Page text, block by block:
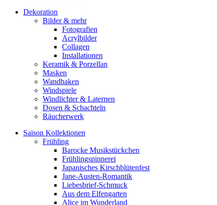
Dekoration
Bilder & mehr
Fotografien
Acrylbilder
Collagen
Installationen
Keramik & Porzellan
Masken
Wandhaken
Windspiele
Windlichter & Laternen
Dosen & Schachteln
Räucherwerk
Saison Kollektionen
Frühling
Barocke Musikstückchen
Frühlingspinnerei
Japanisches Kirschblütenfest
Jane-Austen-Romantik
Liebesbrief-Schmuck
Aus dem Elfengarten
Alice im Wunderland